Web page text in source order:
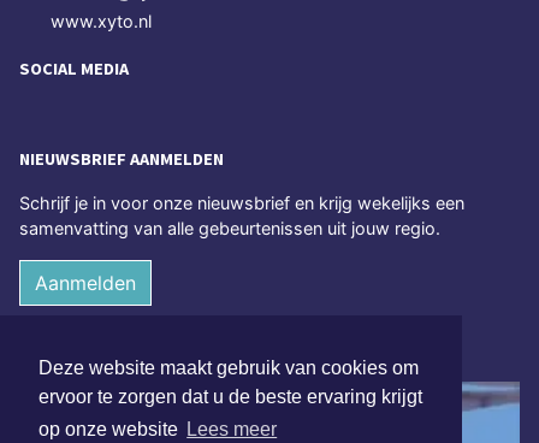
Deze website maakt gebruik van cookies om
ervoor te zorgen dat u de beste ervaring krijgt
op onze website Lees meer
www.xyto.nl
SOCIAL MEDIA
NIEUWSBRIEF AANMELDEN
Schrijf je in voor onze nieuwsbrief en krijg wekelijks een
samenvatting van alle gebeurtenissen uit jouw regio.
Aanmelden